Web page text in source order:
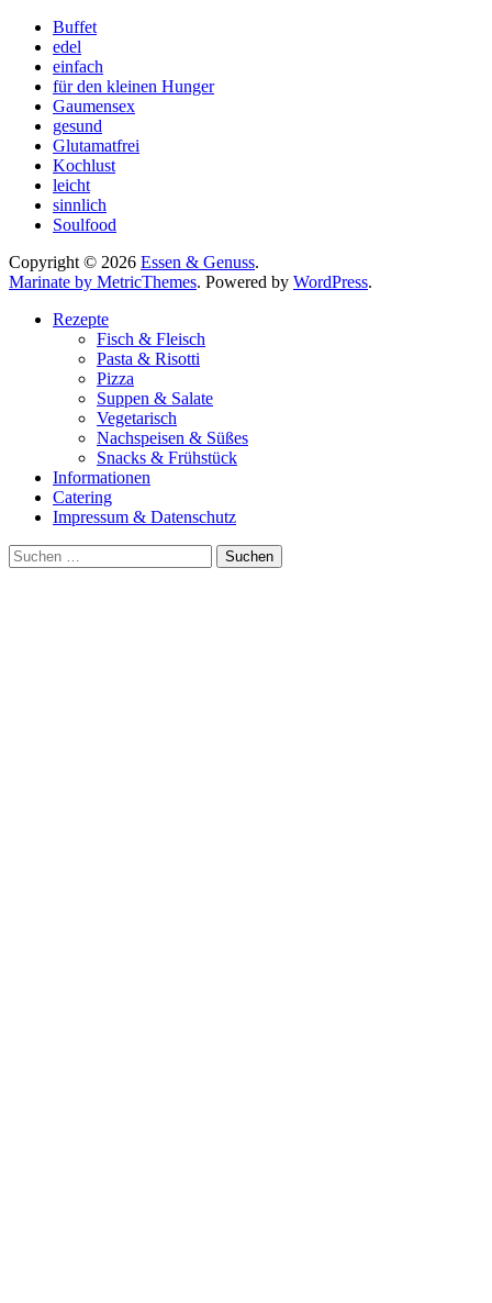
Buffet
edel
einfach
für den kleinen Hunger
Gaumensex
gesund
Glutamatfrei
Kochlust
leicht
sinnlich
Soulfood
Copyright © 2026 Essen & Genuss.
Marinate by MetricThemes. Powered by WordPress.
Rezepte
Fisch & Fleisch
Pasta & Risotti
Pizza
Suppen & Salate
Vegetarisch
Nachspeisen & Süßes
Snacks & Frühstück
Informationen
Catering
Impressum & Datenschutz
Suche
nach: